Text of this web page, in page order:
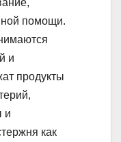
помощи.
и
продукты
и
как